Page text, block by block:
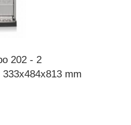
202 - 2
für Kaffee - 333x484x813 mm